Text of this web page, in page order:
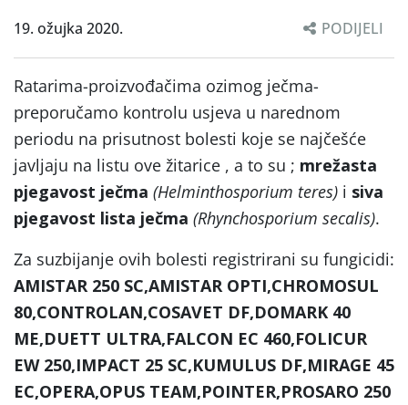
19. ožujka 2020. PODIJELI
Ratarima-proizvođačima ozimog ječma-
preporučamo kontrolu usjeva u narednom
periodu na prisutnost bolesti koje se najčešće
javljaju na listu ove žitarice , a to su ; mrežasta
pjegavost ječma (Helminthosporium teres) i siva
pjegavost lista ječma (Rhynchosporium secalis).
Za suzbijanje ovih bolesti registrirani su fungicidi:
AMISTAR 250 SC,AMISTAR OPTI,CHROMOSUL
80,CONTROLAN,COSAVET DF,DOMARK 40
ME,DUETT ULTRA,FALCON EC 460,FOLICUR
EW 250,IMPACT 25 SC,KUMULUS DF,MIRAGE 45
EC,OPERA,OPUS TEAM,POINTER,PROSARO 250